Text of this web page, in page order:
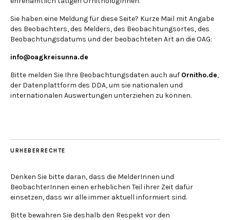
Sie haben eine Meldung für diese Seite? Kurze Mail mit Angabe
des Beobachters, des Melders, des Beobachtungsortes, des
Beobachtungsdatums und der beobachteten Art an die OAG:
info@oagkreisunna.de
Bitte melden Sie Ihre Beobachtungsdaten auch auf Ornitho.de,
der Datenplattform des DDA, um sie nationalen und
internationalen Auswertungen unterziehen zu können.
URHEBERRECHTE
Denken Sie bitte daran, dass die MelderInnen und
BeobachterInnen einen erheblichen Teil ihrer Zeit dafür
einsetzen, dass wir alle immer aktuell informiert sind.
Bitte bewahren Sie deshalb den Respekt vor den